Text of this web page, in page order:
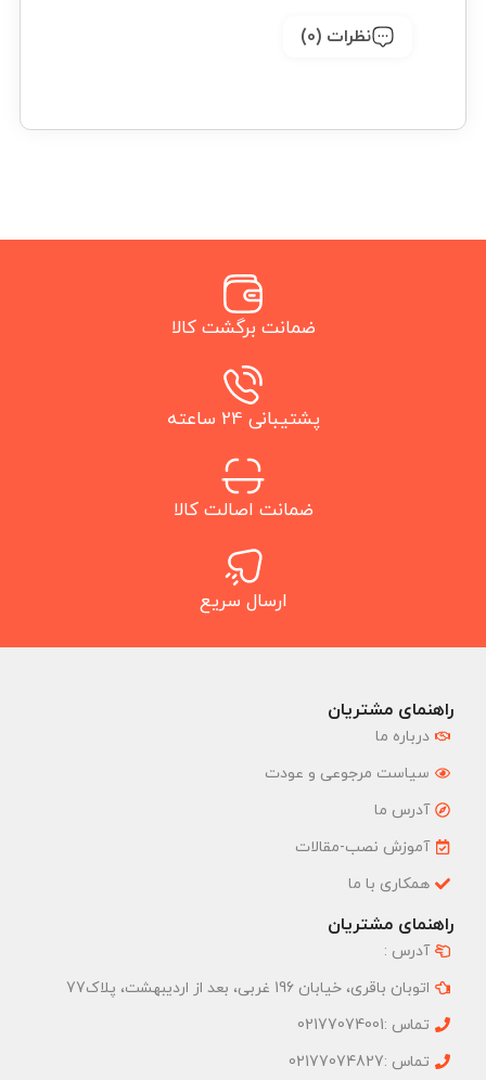
نظرات (0)
ضمانت برگشت کالا
پشتیبانی 24 ساعته
ضمانت اصالت کالا
ارسال سریع
راهنمای مشتریان
درباره ما
سیاست مرجوعی و عودت
آدرس ما
آموزش نصب-مقالات
همکاری با ما
راهنمای مشتریان
آدرس :
اتوبان باقری، خیابان 196 غربی، بعد از اردیبهشت، پلاک77
تماس :02177074001
تماس :02177074827